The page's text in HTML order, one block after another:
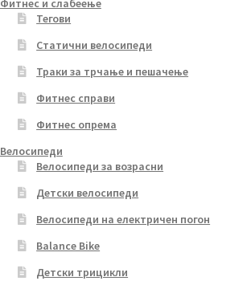
Фитнес и слабеење
Тегови
Статични велосипеди
Траки за трчање и пешачење
Фитнес справи
Фитнес опрема
Велосипеди
Велосипеди за возрасни
Детски велосипеди
Велосипеди на електричен погон
Balance Bike
Детски трицикли